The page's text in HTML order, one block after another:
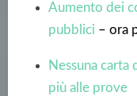
Aumento dei
pubblici – ora
Nessuna
più alle prove